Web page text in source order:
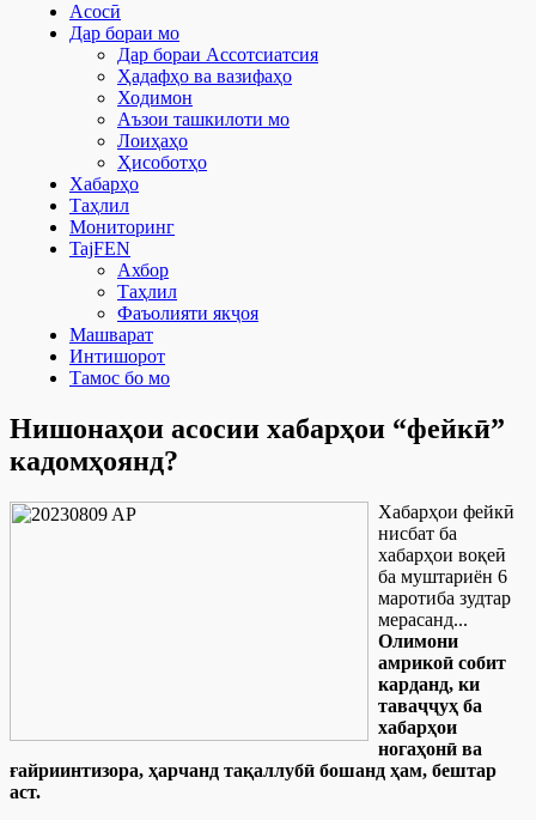
Асосӣ
Дар бораи мо
Дар бораи Ассотсиатсия
Ҳадафҳо ва вазифаҳо
Ходимон
Аъзои ташкилоти мо
Лоиҳаҳо
Ҳисоботҳо
Хабарҳо
Таҳлил
Мониторинг
TajFEN
Ахбор
Таҳлил
Фаъолияти якҷоя
Машварат
Интишорот
Тамос бо мо
Нишонаҳои асосии хабарҳои “фейкӣ”
кадомҳоянд?
Хабарҳои фейкӣ
нисбат ба
хабарҳои воқеӣ
ба муштариён 6
маротиба зудтар
мерасанд...
Олимони
амрикоӣ собит
карданд, ки
таваҷҷуҳ ба
хабарҳои
ногаҳонӣ ва
ғайриинтизора, ҳарчанд тақаллубӣ бошанд ҳам, бештар
аст.